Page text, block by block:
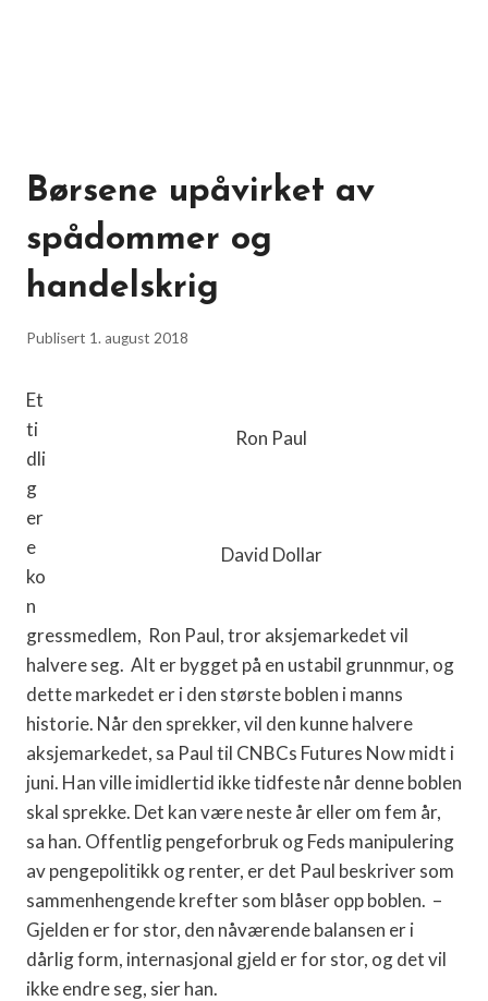
Børsene upåvirket av
spådommer og
handelskrig
Publisert 1. august 2018
Ron Paul
David Dollar
Et
ti
dli
g
er
e
ko
n
gressmedlem, Ron Paul, tror aksjemarkedet vil
halvere seg. Alt er bygget på en ustabil grunnmur, og
dette markedet er i den største boblen i manns
historie. Når den sprekker, vil den kunne halvere
aksjemarkedet, sa Paul til CNBCs Futures Now midt i
juni. Han ville imidlertid ikke tidfeste når denne boblen
skal sprekke. Det kan være neste år eller om fem år,
sa han. Offentlig pengeforbruk og Feds manipulering
av pengepolitikk og renter, er det Paul beskriver som
sammenhengende krefter som blåser opp boblen. –
Gjelden er for stor, den nåværende balansen er i
dårlig form, internasjonal gjeld er for stor, og det vil
ikke endre seg, sier han.